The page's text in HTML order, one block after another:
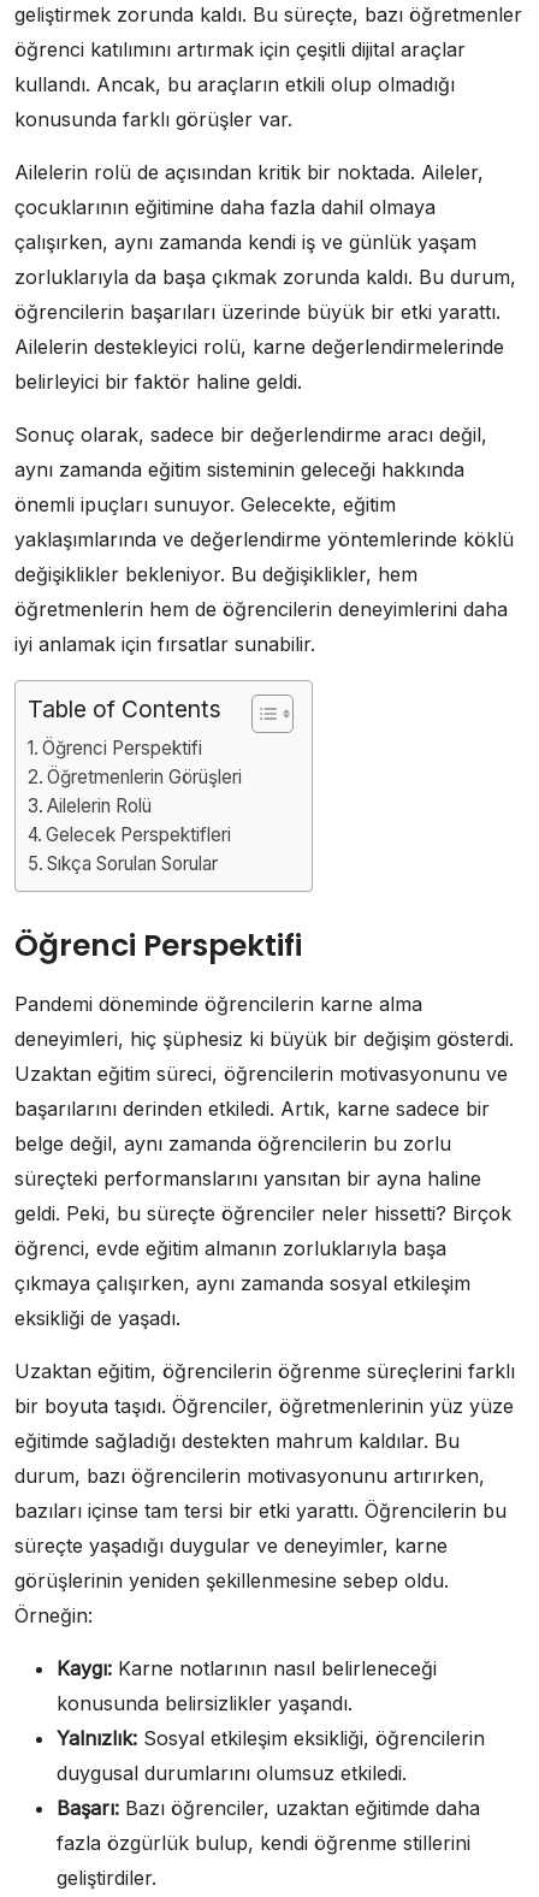
geliştirmek zorunda kaldı. Bu süreçte, bazı öğretmenler
öğrenci katılımını artırmak için çeşitli dijital araçlar
kullandı. Ancak, bu araçların etkili olup olmadığı
konusunda farklı görüşler var.
Ailelerin rolü de açısından kritik bir noktada. Aileler,
çocuklarının eğitimine daha fazla dahil olmaya
çalışırken, aynı zamanda kendi iş ve günlük yaşam
zorluklarıyla da başa çıkmak zorunda kaldı. Bu durum,
öğrencilerin başarıları üzerinde büyük bir etki yarattı.
Ailelerin destekleyici rolü, karne değerlendirmelerinde
belirleyici bir faktör haline geldi.
Sonuç olarak, sadece bir değerlendirme aracı değil,
aynı zamanda eğitim sisteminin geleceği hakkında
önemli ipuçları sunuyor. Gelecekte, eğitim
yaklaşımlarında ve değerlendirme yöntemlerinde köklü
değişiklikler bekleniyor. Bu değişiklikler, hem
öğretmenlerin hem de öğrencilerin deneyimlerini daha
iyi anlamak için fırsatlar sunabilir.
Table of Contents
Öğrenci Perspektifi
Öğretmenlerin Görüşleri
Ailelerin Rolü
Gelecek Perspektifleri
Sıkça Sorulan Sorular
Öğrenci Perspektifi
Pandemi döneminde öğrencilerin karne alma
deneyimleri, hiç şüphesiz ki büyük bir değişim gösterdi.
Uzaktan eğitim süreci, öğrencilerin motivasyonunu ve
başarılarını derinden etkiledi. Artık, karne sadece bir
belge değil, aynı zamanda öğrencilerin bu zorlu
süreçteki performanslarını yansıtan bir ayna haline
geldi. Peki, bu süreçte öğrenciler neler hissetti? Birçok
öğrenci, evde eğitim almanın zorluklarıyla başa
çıkmaya çalışırken, aynı zamanda sosyal etkileşim
eksikliği de yaşadı.
Uzaktan eğitim, öğrencilerin öğrenme süreçlerini farklı
bir boyuta taşıdı. Öğrenciler, öğretmenlerinin yüz yüze
eğitimde sağladığı destekten mahrum kaldılar. Bu
durum, bazı öğrencilerin motivasyonunu artırırken,
bazıları içinse tam tersi bir etki yarattı. Öğrencilerin bu
süreçte yaşadığı duygular ve deneyimler, karne
görüşlerinin yeniden şekillenmesine sebep oldu.
Örneğin:
Kaygı: Karne notlarının nasıl belirleneceği
konusunda belirsizlikler yaşandı.
Yalnızlık: Sosyal etkileşim eksikliği, öğrencilerin
duygusal durumlarını olumsuz etkiledi.
Başarı: Bazı öğrenciler, uzaktan eğitimde daha
fazla özgürlük bulup, kendi öğrenme stillerini
geliştirdiler.